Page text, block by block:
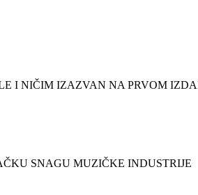
I NIČIM IZAZVAN NA PRVOM
SNAGU MUZIČKE INDUSTRIJE